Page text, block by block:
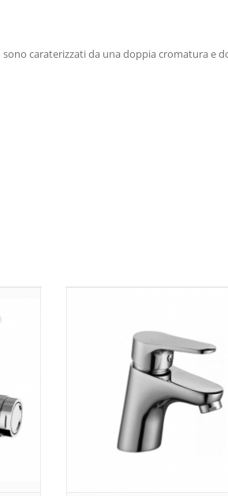
caraterizzati da una doppia cromatura e